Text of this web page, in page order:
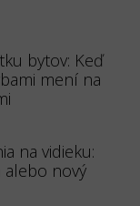
bytov: Keď
mení na
na vidieku:
alebo nový